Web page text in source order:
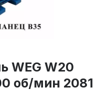
WEG W20
об/мин 2081